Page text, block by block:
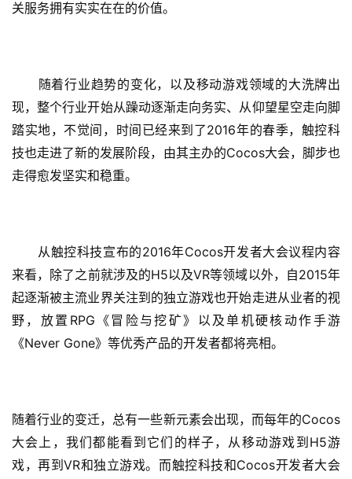
关服务拥有实实在在的价值。
随着行业趋势的变化，以及移动游戏领域的大洗牌出
现，整个行业开始从躁动逐渐走向务实、从仰望星空走向脚
踏实地，不觉间，时间已经来到了2016年的春季，触控科
技也走进了新的发展阶段，由其主办的Cocos大会，脚步也
走得愈发坚实和稳重。
从触控科技宣布的2016年Cocos开发者大会议程内容
来看，除了之前就涉及的H5以及VR等领域以外，自2015年
起逐渐被主流业界关注到的独立游戏也开始走进从业者的视
野，放置 RPG 《冒险与挖矿》以及单机硬核动作手游
《Never Gone》等优秀产品的开发者都将亮相。
随着行业的变迁，总有一些新元素会出现，而每年的Cocos
大会上，我们都能看到它们的样子，从移动游戏到 H5游
戏，再到VR和独立游戏。而触控科技和Cocos开发者大会